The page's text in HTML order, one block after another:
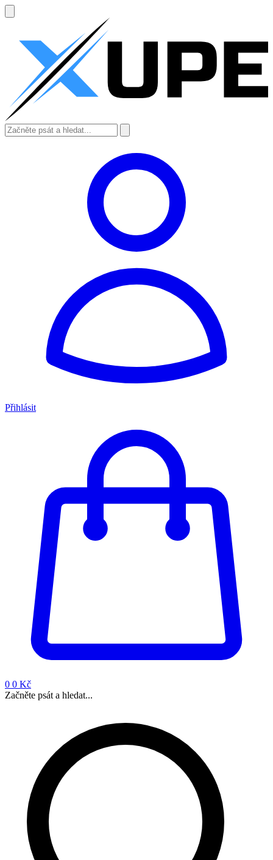
Přihlásit
0 0 Kč
Začněte psát a hledat...